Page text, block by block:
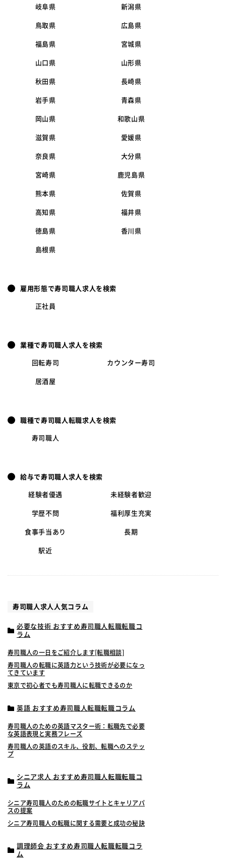
岐阜県 新潟県
鳥取県 広島県
福島県 宮城県
山口県 山形県
秋田県 長崎県
岩手県 青森県
岡山県 和歌山県
滋賀県 愛媛県
奈良県 大分県
宮崎県 鹿児島県
熊本県 佐賀県
高知県 福井県
徳島県 香川県
島根県
雇用形態で寿司職人求人を検索
正社員
業種で寿司職人求人を検索
回転寿司 カウンター寿司
居酒屋
職種で寿司職人転職求人を検索
寿司職人
給与で寿司職人求人を検索
経験者優遇 未経験者歓迎
学歴不問 福利厚生充実
食事手当あり 長期
駅近
寿司職人求人人気コラム
必要な技術 おすすめ寿司職人転職転職コ
ラム
寿司職人の一日をご紹介します[転職相談]
寿司職人の転職に英語力という技術が必要になっ
てきています
東京で初心者でも寿司職人に転職できるのか
英語 おすすめ寿司職人転職転職コラム
寿司職人のための英語マスター術：転職先で必要
な英語表現と実務フレーズ
寿司職人の英語のスキル、役割、転職へのステッ
プ
シニア求人 おすすめ寿司職人転職転職コ
ラム
シニア寿司職人のための転職サイトとキャリアパ
スの提案
シニア寿司職人の転職に関する需要と成功の秘訣
調理師会 おすすめ寿司職人転職転職コラ
ム